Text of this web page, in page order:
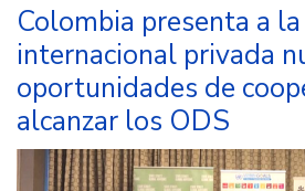
en
Acuerdos
de
Paz
Colombia presenta a
internacional privada
oportunidades de
alcanzar los ODS